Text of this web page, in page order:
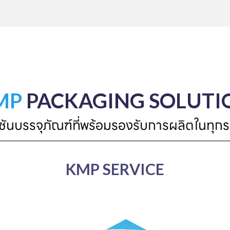
PACKAGING
นบรรจุภัณฑ์ที่พร้อมรองรับการผลิตในทุก
KMP SERVICE